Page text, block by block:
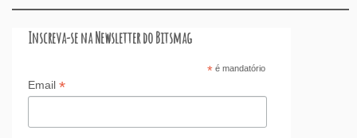
Inscreva-se na Newsletter do Bitsmag
*é mandatório
Email *